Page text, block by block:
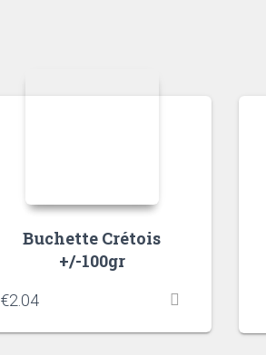
Buchette Crétois
+/-100gr
€2.04